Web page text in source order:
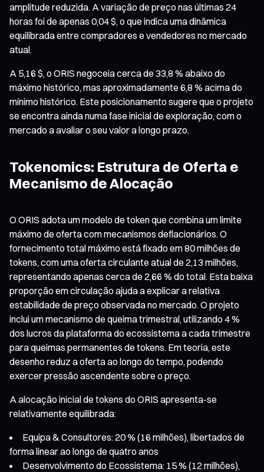
amplitude reduzida. A variação de preço nas últimas 24
horas foi de apenas 0,04 $, o que indica uma dinâmica
equilibrada entre compradores e vendedores no mercado
atual.
A 5,16 $, o ORIS negoceia cerca de 33,8 % abaixo do
máximo histórico, mas aproximadamente 6,8 % acima do
mínimo histórico. Este posicionamento sugere que o projeto
se encontra ainda numa fase inicial de exploração, com o
mercado a avaliar o seu valor a longo prazo.
Tokenomics: Estrutura de Oferta e
Mecanismo de Alocação
O ORIS adota um modelo de token que combina um limite
máximo de oferta com mecanismos deflacionários. O
fornecimento total máximo está fixado em 80 milhões de
tokens, com uma oferta circulante atual de 2,13 milhões,
representando apenas cerca de 2,66 % do total. Esta baixa
proporção em circulação ajuda a explicar a relativa
estabilidade de preço observada no mercado. O projeto
inclui um mecanismo de queima trimestral, utilizando 4 %
dos lucros da plataforma do ecossistema a cada trimestre
para queimas permanentes de tokens. Em teoria, este
desenho reduz a oferta ao longo do tempo, podendo
exercer pressão ascendente sobre o preço.
A alocação inicial de tokens do ORIS apresenta-se
relativamente equilibrada:
Equipa & Consultores: 20 % (16 milhões), libertados de
forma linear ao longo de quatro anos
Desenvolvimento do Ecossistema: 15 % (12 milhões),